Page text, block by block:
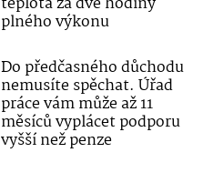
plného výkonu
Do předčasného důchodu
nemusíte spěchat. Úřad
práce vám může až 11
měsíců vyplácet podporu
vyšší než penze